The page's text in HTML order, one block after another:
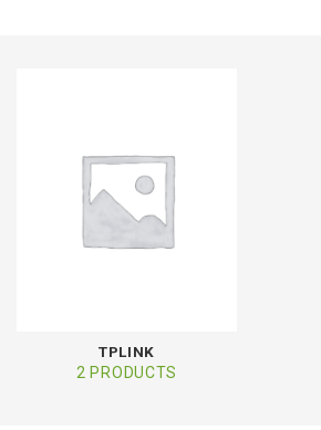
TPLINK
2 PRODUCTS